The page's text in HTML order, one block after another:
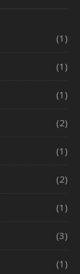
(1)
(1)
(1)
(2)
(1)
(2)
(1)
(3)
(1)